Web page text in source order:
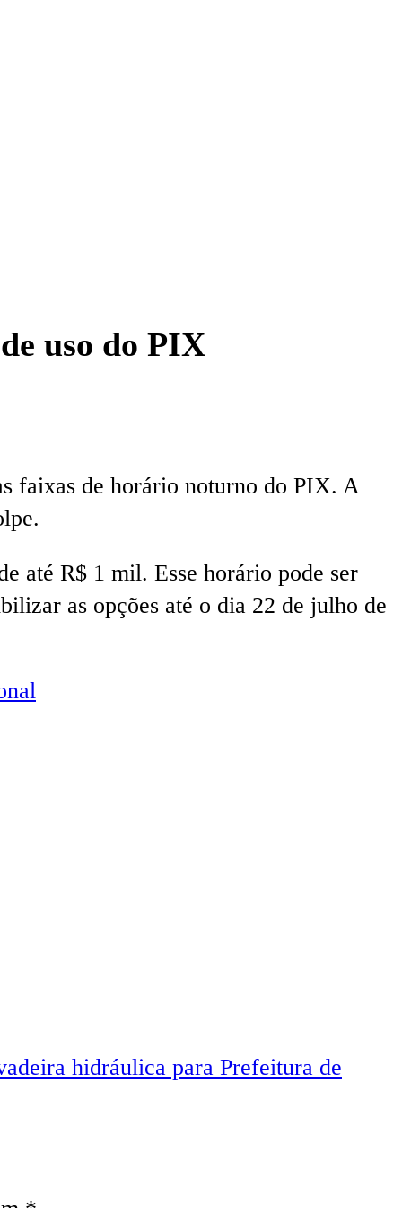
uso do PIX
faixas de horário noturno do PIX. A
até R$ 1 mil. Esse horário pode ser
as opções até o dia 22 de julho de
hidráulica para Prefeitura de